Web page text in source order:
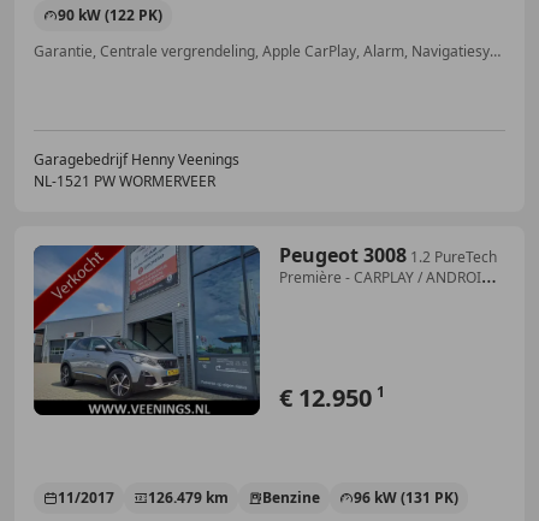
90 kW (122 PK)
Garantie, Centrale vergrendeling, Apple CarPlay, Alarm, Navigatiesysteem, Getinte ramen, Regensensor, Head-up display
Garagebedrijf Henny Veenings
NL-1521 PW WORMERVEER
Peugeot 3008 1.2 PureTech
Première - CARPLAY / ANDROID -
€ 12.950 1
11/2017 126.479 km Benzine
96 kW (131 PK)